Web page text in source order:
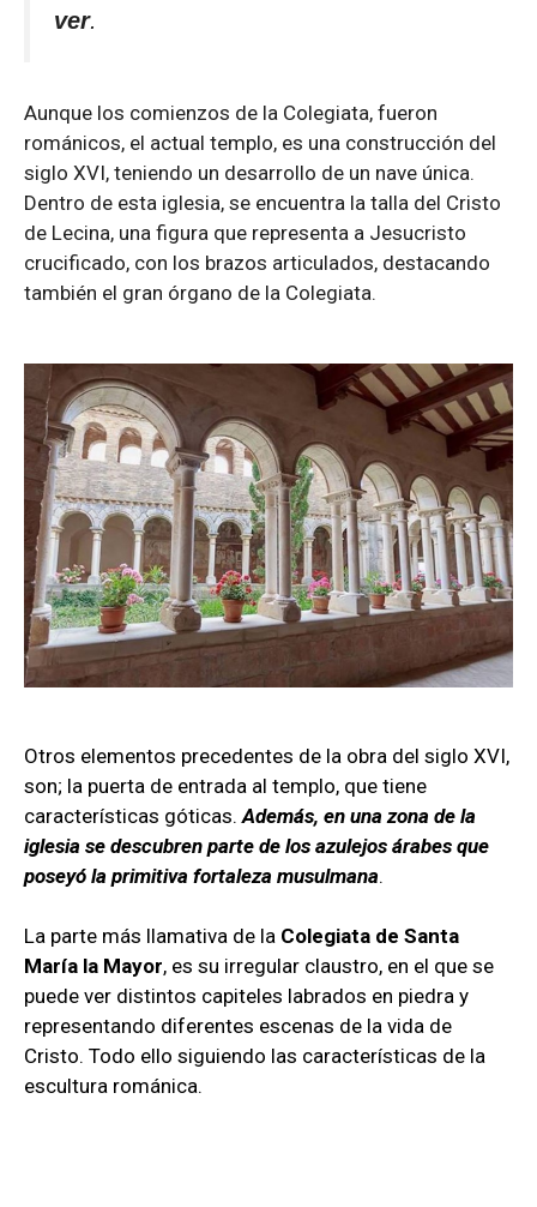
ver.
Aunque los comienzos de la Colegiata, fueron
románicos, el actual templo, es una construcción del
siglo XVI, teniendo un desarrollo de un nave única.
Dentro de esta iglesia, se encuentra la talla del Cristo
de Lecina, una figura que representa a Jesucristo
crucificado, con los brazos articulados, destacando
también el gran órgano de la Colegiata.
Otros elementos precedentes de la obra del siglo XVI,
son; la puerta de entrada al templo, que tiene
características góticas.Además, en una zona de la
iglesia se descubren parte de los azulejos árabes que
poseyó la primitiva fortaleza musulmana.
La parte más llamativa de la Colegiata de Santa
María la Mayor, es su irregular claustro, en el que se
puede ver distintos capiteles labrados en piedra y
representando diferentes escenas de la vida de
Cristo. Todo ello siguiendo las características de la
escultura románica.